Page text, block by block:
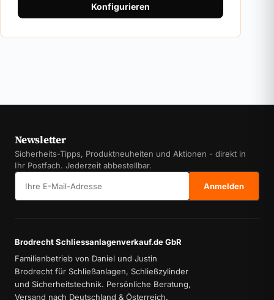
Konfigurieren
Newsletter
Sicherheits-Tipps, Produktneuheiten und Aktionen - direkt in
Ihr Postfach. Jederzeit abbestellbar.
Anmelden
Brodrecht Schliessanlagenverkauf.de GbR
Familienbetrieb von Daniel und Justin
Brodrecht für Schließanlagen, Schließzylinder
und Sicherheitstechnik. Persönliche Beratung,
Versand nach Deutschland & Österreich.